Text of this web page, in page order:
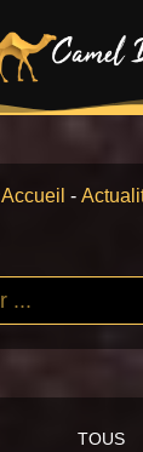
Accueil -
TOUS